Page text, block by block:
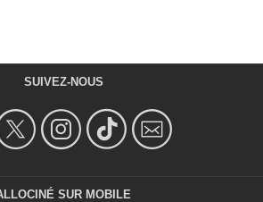
SUIVEZ-NOUS
SUR MOBILE